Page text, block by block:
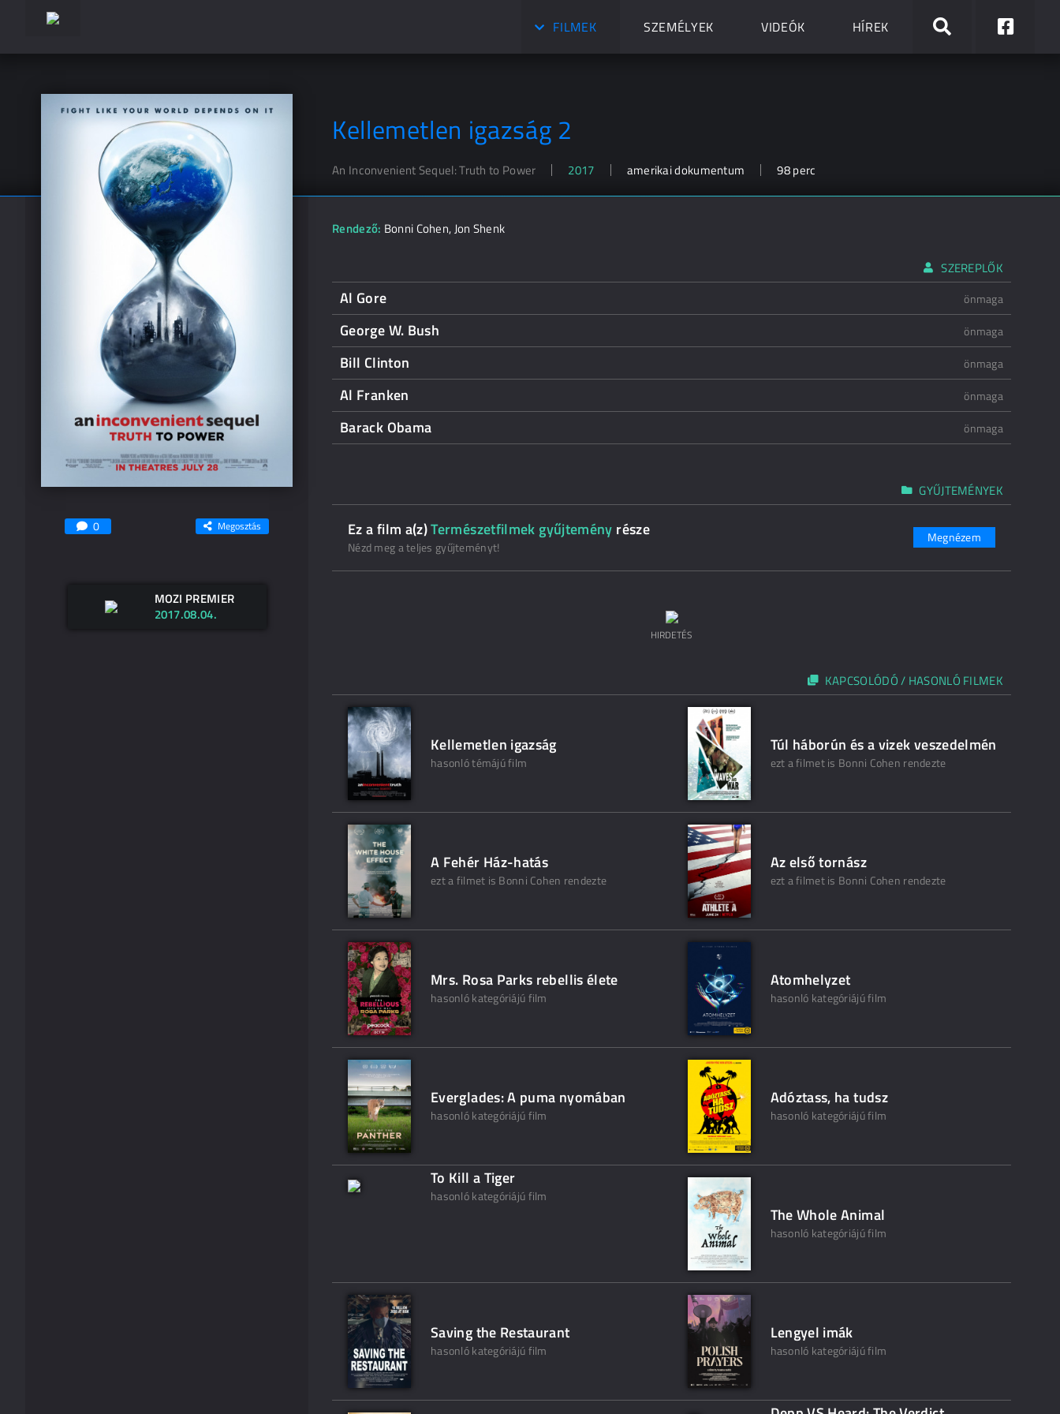
FILMEK SZEMÉLYEK VIDEÓK HÍREK
Kellemetlen igazság 2
An Inconvenient Sequel: Truth to Power 2017 amerikai dokumentum 98 perc
0 Megosztás
MOZI PREMIER
2017.08.04.
Rendező: Bonni Cohen,Jon Shenk
SZEREPLŐK
Al Gore önmaga
George W. Bush önmaga
Bill Clinton önmaga
Al Franken önmaga
Barack Obama önmaga
GYŰJTEMÉNYEK
Ez a film a(z)Természetfilmek gyűjtemény része
Nézd meg a teljes gyűjteményt!
Megnézem
HIRDETÉS
KAPCSOLÓDÓ / HASONLÓ FILMEK
Kellemetlen igazság
hasonló témájú film
Túl háborún és a vizek veszedelmén
ezt a filmet is Bonni Cohen rendezte
A Fehér Ház-hatás
ezt a filmet is Bonni Cohen rendezte
Az első tornász
ezt a filmet is Bonni Cohen rendezte
Mrs. Rosa Parks rebellis élete
hasonló kategóriájú film
Atomhelyzet
hasonló kategóriájú film
Everglades: A puma nyomában
hasonló kategóriájú film
Adóztass, ha tudsz
hasonló kategóriájú film
To Kill a Tiger
hasonló kategóriájú film
The Whole Animal
hasonló kategóriájú film
Saving the Restaurant
hasonló kategóriájú film
Lengyel imák
hasonló kategóriájú film